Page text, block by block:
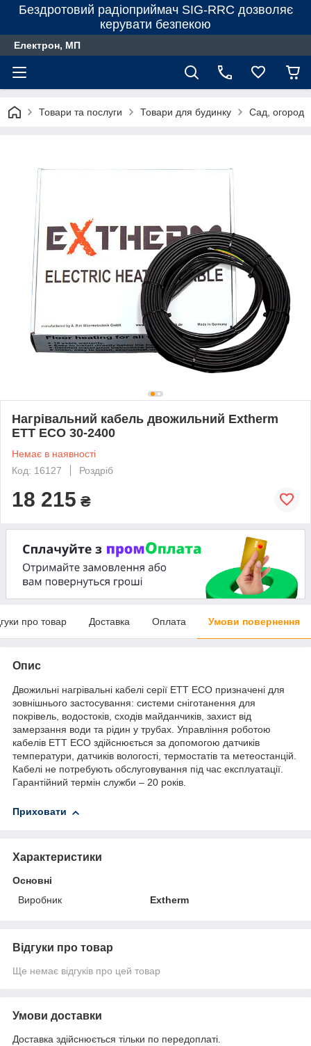
Бездротовий радіоприймач SIG-RRC дозволяє
керувати безпекою
Електрон, МП
Товари та послуги Товари для будинку Сад, огород
Нагрівальний кабель двожильний Extherm
ETT ECO 30-2400
Немає в наявності
Код: 16127
Роздріб
18 215 ₴
про товар Доставка Оплата Умови повернення
Опис
Двожильні нагрівальні кабелі серії ETT ECO призначені для
зовнішнього застосування: системи сніготанення для
покрівель, водостоків, сходів майданчиків, захист від
замерзання води та рідин у трубах. Управління роботою
кабелів ЕТТ ECO здійснюється за допомогою датчиків
температури, датчиків вологості, термостатів та метеостанцій.
Кабелі не потребують обслуговування під час експлуатації.
Гарантійний термін служби – 20 років.
Приховати
Характеристики
Основні
Виробник
Extherm
Відгуки про товар
Ще немає відгуків про цей товар
Умови доставки
Доставка здійснюється тільки по передоплаті.